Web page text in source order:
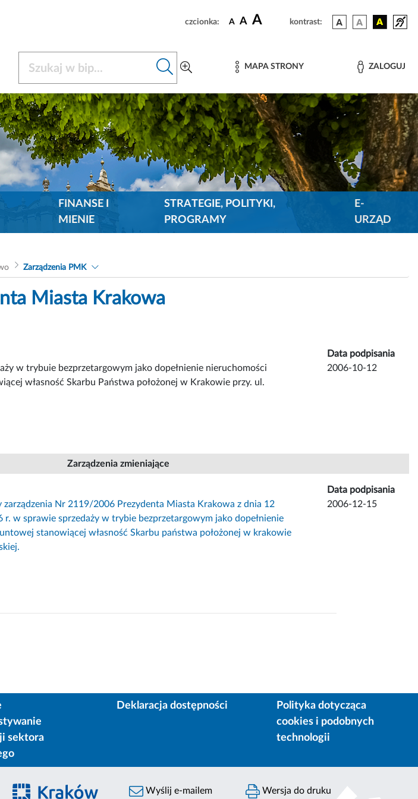
czcionka: A A A kontrast:
MAPA STRONY ZALOGUJ
FINANSE I
MIENIE
STRATEGIE, POLITYKI,
PROGRAMY
E-
URZĄD
Zarządzenia PMK
Miasta Krakowa
Data podpisania
w trybuie bezprzetargowym jako dopełnienie nieruchomości
własność Skarbu Państwa położonej w Krakowie przy. ul.
2006-10-12
Zarządzenia zmieniające
Data podpisania
zarządzenia Nr 2119/2006 Prezydenta Miasta Krakowa z dnia 12
r. w sprawie sprzedaży w trybie bezprzetargowym jako dopełnienie
stanowiącej własność Skarbu państwa położonej w krakowie
2006-12-15
sektora
Deklaracja dostępności
Polityka dotycząca
cookies i podobnych
technologii
Wyślij e-mailem Wersja do druku